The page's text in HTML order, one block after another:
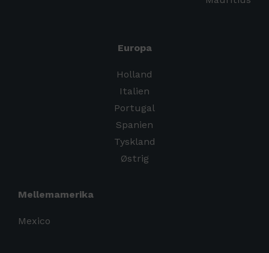
Europa
Holland
Italien
Portugal
Spanien
Tyskland
Østrig
Mellemamerika
Mexico